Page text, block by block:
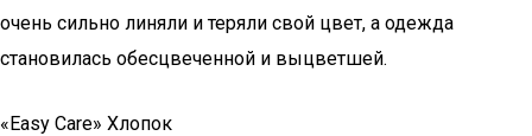
очень сильно линяли и теряли свой цвет, а одежда
становилась обесцвеченной и выцветшей.
«Easy Care» Хлопок